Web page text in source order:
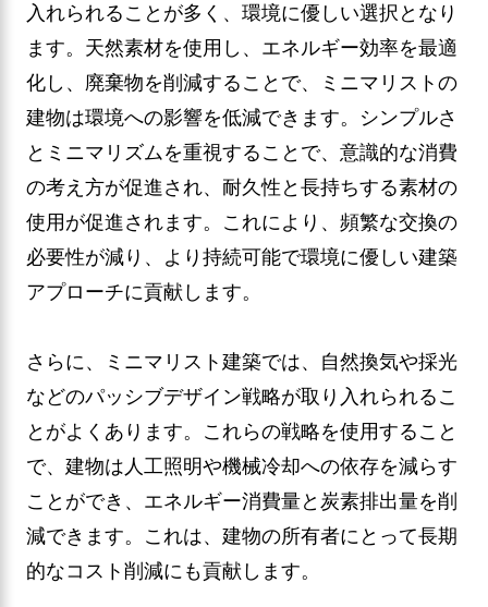
入れられることが多く、環境に優しい選択となり
ます。天然素材を使用し、エネルギー効率を最適
化し、廃棄物を削減することで、ミニマリストの
建物は環境への影響を低減できます。シンプルさ
とミニマリズムを重視することで、意識的な消費
の考え方が促進され、耐久性と長持ちする素材の
使用が促進されます。これにより、頻繁な交換の
必要性が減り、より持続可能で環境に優しい建築
アプローチに貢献します。
さらに、ミニマリスト建築では、自然換気や採光
などのパッシブデザイン戦略が取り入れられるこ
とがよくあります。これらの戦略を使用すること
で、建物は人工照明や機械冷却への依存を減らす
ことができ、エネルギー消費量と炭素排出量を削
減できます。これは、建物の所有者にとって長期
的なコスト削減にも貢献します。